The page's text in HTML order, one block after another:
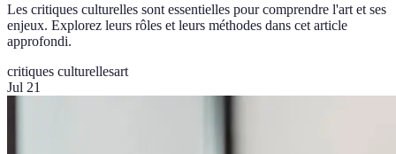
Les critiques culturelles sont essentielles pour comprendre l'art et ses
enjeux. Explorez leurs rôles et leurs méthodes dans cet article
approfondi.
critiques culturellesart
Jul 21